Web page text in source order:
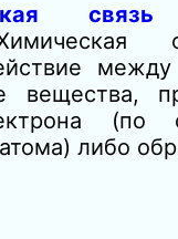
связь
вещества,
(по
либо